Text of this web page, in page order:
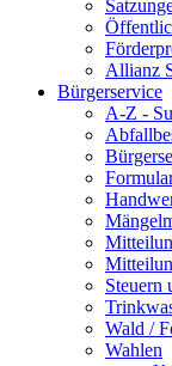
Allianz
Bürgerservice
A-Z -
Steuern
Wald /
Wahlen